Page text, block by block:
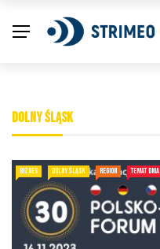
DOLNY ŚLĄSK
BIZNES DOLNY ŚLĄSK REGION TEMAT DNIA